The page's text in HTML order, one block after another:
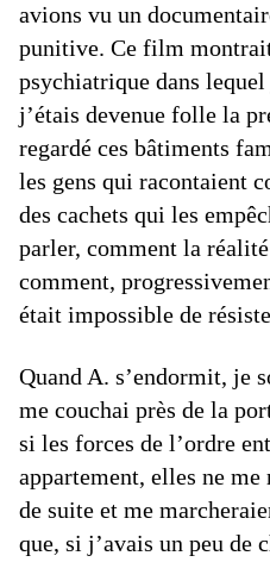
avions vu un
punitive. Ce film
psychiatrique dans
j’étais devenue folle la
regardé ces bâtiments
les gens qui racontaient
des cachets qui les
parler, comment la
comment,
était impossible de
Quand A. s’endormit, je
me couchai près de la
si les forces de l’ordre
appartement, elles ne
de suite et me
que, si j’avais un peu de